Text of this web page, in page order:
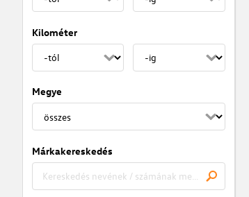
Kilométer
Megye
Márkakereskedés